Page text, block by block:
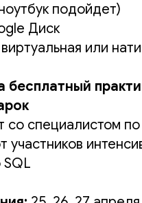
подойдет)
Диск
или
бесплатный
со специалистом
участников